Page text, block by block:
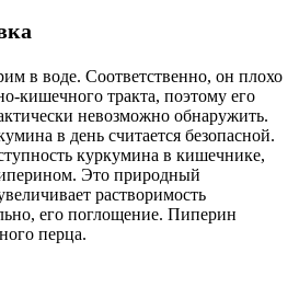
в воде. Соответственно, он плохо
кишечного тракта, поэтому его
невозможно обнаружить.
в день считается безопасной.
куркумина в кишечнике,
Это природный
растворимость
его поглощение. Пиперин
перца.